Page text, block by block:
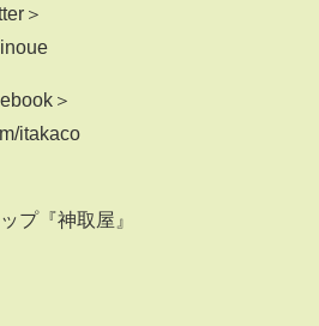
＞
＞
itakaco
プ『神取屋』